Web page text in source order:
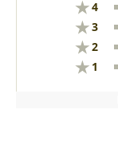
★4
★3
★2
★ 1